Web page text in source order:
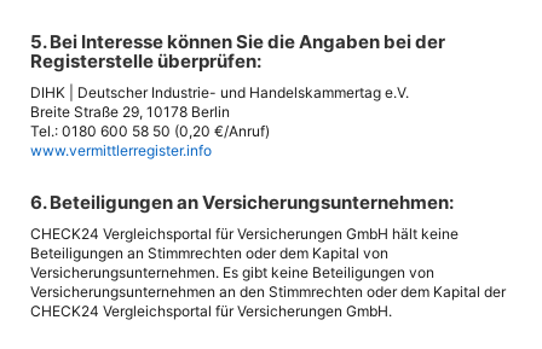
5. Bei Interesse können Sie die Angaben bei der
Registerstelle überprüfen:
DIHK | Deutscher Industrie- und Handelskammertag e.V.
Breite Straße 29, 10178 Berlin
Tel.: 0180 600 58 50 (0,20 €/Anruf)
www.vermittlerregister.info
6. Beteiligungen an Versicherungsunternehmen:
CHECK24 Vergleichsportal für Versicherungen GmbH hält keine
Beteiligungen an Stimmrechten oder dem Kapital von
Versicherungsunternehmen. Es gibt keine Beteiligungen von
Versicherungsunternehmen an den Stimmrechten oder dem Kapital der
CHECK24 Vergleichsportal für Versicherungen GmbH.